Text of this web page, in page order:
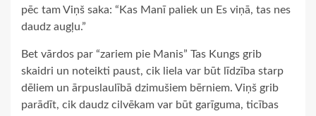
pēc tam Viņš saka: “Kas Manī paliek un Es viņā, tas nes
daudz augļu.”
Bet vārdos par “zariem pie Manis” Tas Kungs grib
skaidri un noteikti paust, cik liela var būt līdzība starp
dēliem un ārpuslaulībā dzimušiem bērniem. Viņš grib
parādīt, cik daudz cilvēkam var būt garīguma, ticības